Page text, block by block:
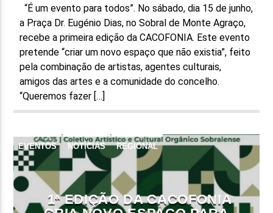
“É um evento para todos”. No sábado, dia 15 de junho,
a Praça Dr. Eugénio Dias, no Sobral de Monte Agraço,
recebe a primeira edição da CACOFONIA. Este evento
pretende “criar um novo espaço que não existia”, feito
pela combinação de artistas, agentes culturais,
amigos das artes e a comunidade do concelho.
“Queremos fazer […]
EVENTOS NOTÍCIAS REGIONAL
1ª EDIÇÃO DA CACOFONIA